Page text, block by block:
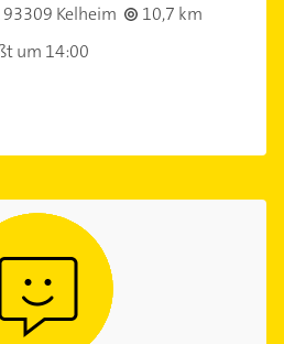
93309 Kelheim
10,7 km
um 14:00